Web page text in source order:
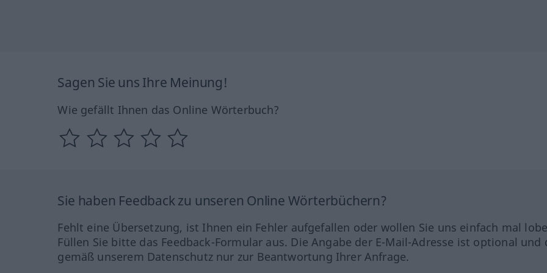
Sagen Sie uns Ihre Meinung!
Wie gefällt Ihnen das Online Wörterbuch?
Sie haben Feedback zu unseren Online Wörterbüchern?
Fehlt eine Übersetzung, ist Ihnen ein Fehler aufgefallen oder wollen Sie uns einfach mal
Füllen Sie bitte das Feedback-Formular aus. Die Angabe der E-Mail-Adresse ist optional und
gemäß unserem Datenschutz nur zur Beantwortung Ihrer Anfrage.